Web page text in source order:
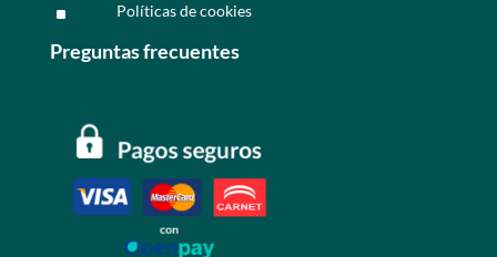
^ Políticas de cookies
Preguntas frecuentes